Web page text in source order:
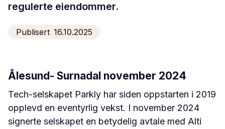
regulerte eiendommer.
Publisert 16.10.2025
Ålesund- Surnadal november 2024
Tech-selskapet Parkly har siden oppstarten i 2019
opplevd en eventyrlig vekst. I november 2024
signerte selskapet en betydelig avtale med Alti